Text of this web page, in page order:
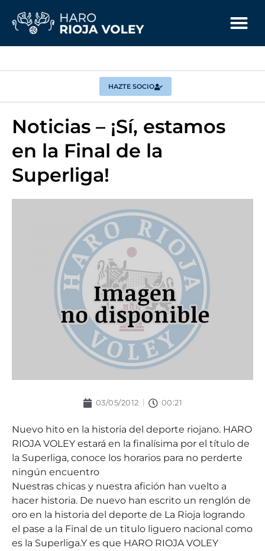
HAZTE SOCIO
Noticias – ¡Sí, estamos
en la Final de la
Superliga!
03/05/2012 00:21
Nuevo hito en la historia del deporte riojano. HARO
RIOJA VOLEY estará en la finalísima por el título de
la Superliga, conoce los horarios para no perderte
ningún encuentro
Nuestras chicas y nuestra afición han vuelto a
hacer historia. De nuevo han escrito un renglón de
oro en la historia del deporte de La Rioja logrando
el pase a la Final de un titulo liguero nacional como
es la Superliga.Y es que HARO RIOJA VOLEY